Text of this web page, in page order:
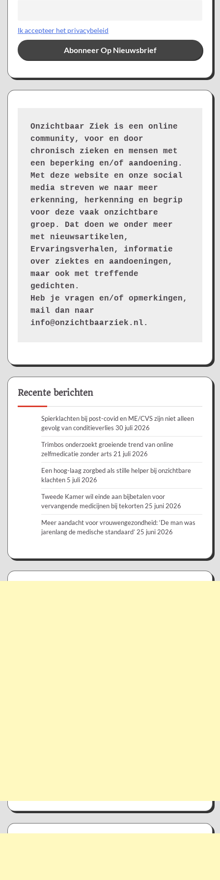
Ik accepteer het privacybeleid
Onzichtbaar Ziek is een online
community, voor en door
chronisch zieken en mensen met
een beperking en/of aandoening.
Met deze website en onze social
media streven we naar meer
erkenning, herkenning en begrip
voor deze vaak onzichtbare
groep. Dat doen we onder meer
met nieuwsartikelen,
Ervaringsverhalen, informatie
over ziektes en aandoeningen,
maar ook met treffende
gedichten.
Heb je vragen en/of opmerkingen,
mail dan naar
info@onzichtbaarziek.nl.
Recente berichten
Spierklachten bij post-covid en ME/CVS zijn niet alleen
gevolg van conditieverlies 30 juli 2026
Trimbos onderzoekt groeiende trend van online
zelfmedicatie zonder arts 21 juli 2026
Een hoog-laag zorgbed als stille helper bij onzichtbare
klachten 5 juli 2026
Tweede Kamer wil einde aan bijbetalen voor
vervangende medicijnen bij tekorten 25 juni 2026
Meer aandacht voor vrouwengezondheid: ‘De man was
jarenlang de medische standaard’ 25 juni 2026